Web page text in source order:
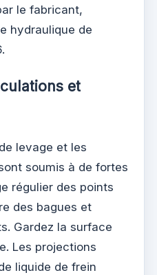
le fabricant,
hydraulique de
et
levage et les
soumis à de fortes
régulier des points
des bagues et
Gardez la surface
Les projections
liquide de frein